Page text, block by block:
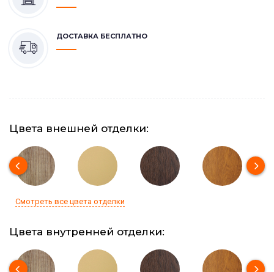
ДОСТАВКА БЕСПЛАТНО
Цвета внешней отделки:
Смотреть все цвета отделки
Цвета внутренней отделки: